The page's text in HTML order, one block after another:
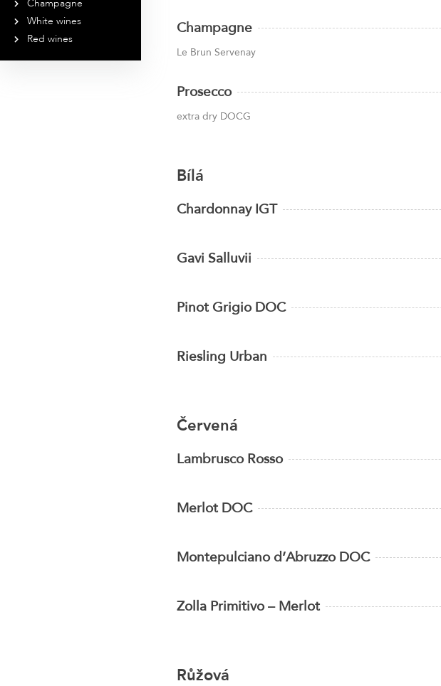
Champagne
White wines
Red wines
Champagne
Le Brun Servenay
Prosecco
extra dry DOCG
Bílá
Chardonnay IGT
Gavi Salluvii
Pinot Grigio DOC
Riesling Urban
Červená
Lambrusco Rosso
Merlot DOC
Montepulciano d’Abruzzo DOC
Zolla Primitivo – Merlot
Růžová